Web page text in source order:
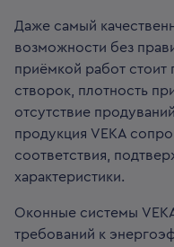
Даже самый
возможности без
приёмкой работ стоит
створок, плотность
отсутствие
продукция VEKA
соответствия,
характеристики.
Оконные системы
требований к